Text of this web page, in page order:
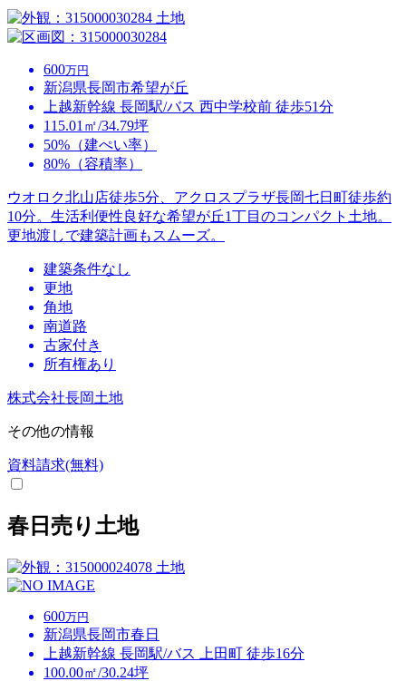
土地
600万円
新潟県長岡市希望が丘
上越新幹線 長岡駅/バス 西中学校前 徒歩51分
115.01㎡/34.79坪
50%（建ぺい率）
80%（容積率）
ウオロク北山店徒歩5分、アクロスプラザ長岡七日町徒歩約
10分。生活利便性良好な希望が丘1丁目のコンパクト土地。
更地渡しで建築計画もスムーズ。
建築条件なし
更地
角地
南道路
古家付き
所有権あり
株式会社長岡土地
その他の情報
資料請求(無料)
春日売り土地
土地
600万円
新潟県長岡市春日
上越新幹線 長岡駅/バス 上田町 徒歩16分
100.00㎡/30.24坪